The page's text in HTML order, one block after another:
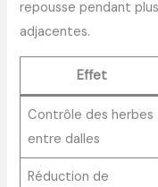
repousse pendant
adjacentes.
Effet
Contrôle des herbes
entre dalles
Réduction de